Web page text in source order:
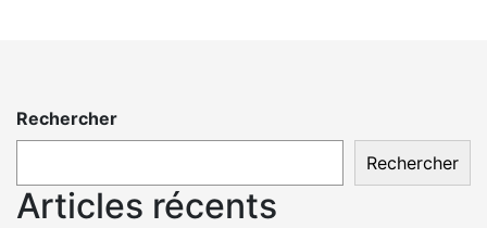
Rechercher
Rechercher
Articles récents